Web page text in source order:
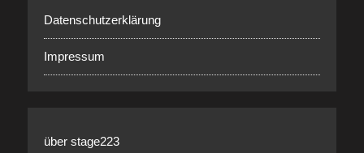
Datenschutzerklärung
Impressum
über stage223